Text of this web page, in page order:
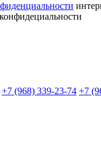
+7 (968) 339-23-74 +7